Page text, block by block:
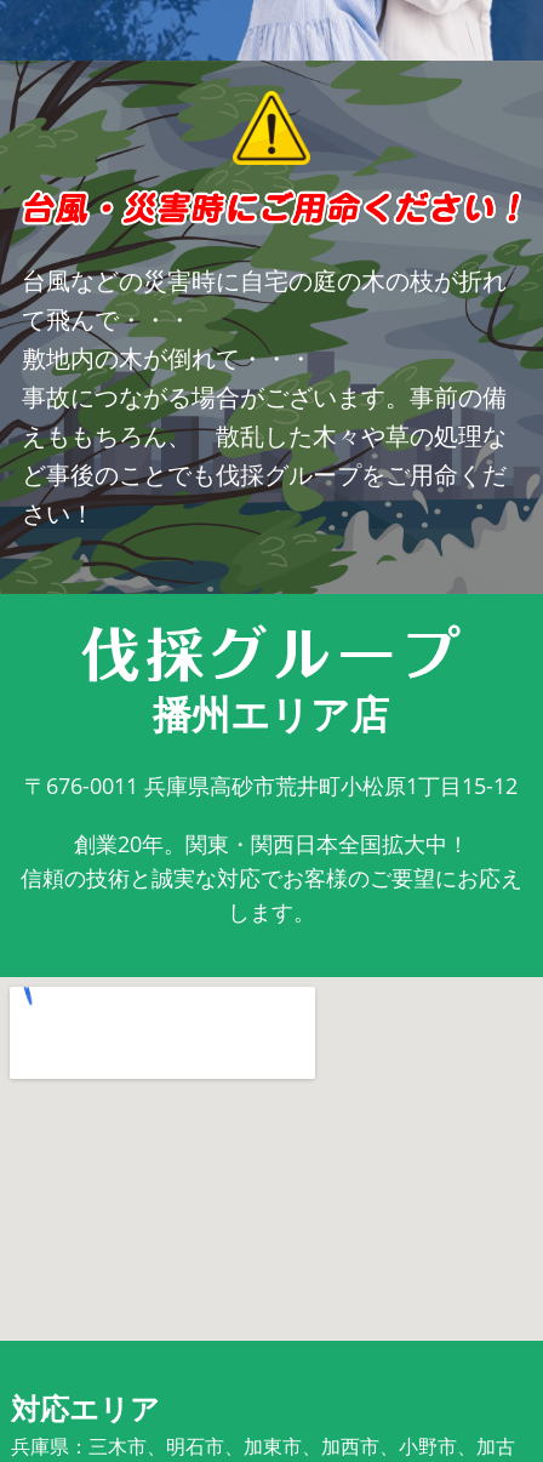
台風などの災害時に自宅の庭の木の枝が折れ
て飛んで・・・
敷地内の木が倒れて・・・
事故につながる場合がございます。事前の備
えももちろん、 散乱した木々や草の処理な
ど事後のことでも伐採グループをご用命くだ
さい！
播州エリア店
〒676-0011 兵庫県高砂市荒井町小松原1丁目15-12
創業20年。関東・関西日本全国拡大中！
信頼の技術と誠実な対応でお客様のご要望にお応え
します。
対応エリア
兵庫県：三木市、明石市、加東市、加西市、小野市、加古